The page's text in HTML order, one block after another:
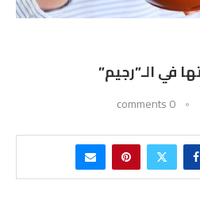
في الـ”رجيم”
0 comments